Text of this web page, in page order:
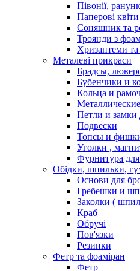
Півонії,
Паперові квіти
Соняшник та
Троянди з
Хризантеми та
Металеві прикраси
Брадсы,
Бубенчики и
Кольца и
Петли и замки
Подвески
Топсы и
Уголки ,
Фурнитура
Обідки, шпильки,
Основи для
Гребешки и
Заколки (
Краб
Обручі
Пов'язки
Резинки
Фетр та фоаміран
Фетр